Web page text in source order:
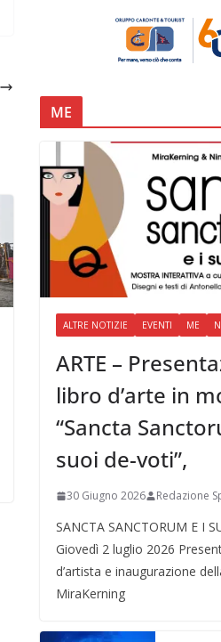
ME
ALTRE NOTIZIE EVENTI ME
ARTE –
libro d’arte in
“Sancta
suoi de-voti”,
30 Giugno 2026 Redazione
SANCTA SANCTORUM E I
Giovedì 2 luglio 2026
d’artista e inaugurazione
MiraKerning